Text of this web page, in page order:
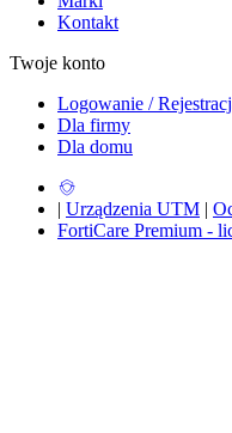
Kontakt
Twoje konto
Logowanie /
Dla firmy
Dla domu
| Urządzenia UTM |
FortiCare Premium -